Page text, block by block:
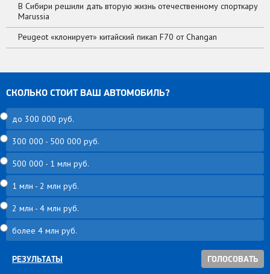
В Сибири решили дать вторую жизнь отечественному спорткару
Marussia
Peugeot «клонирует» китайский пикап F70 от Changan
СКОЛЬКО СТОИТ ВАШ АВТОМОБИЛЬ?
до 300 000 руб.
300 000 - 500 000 руб.
500 000 - 1 млн руб.
1 млн - 2 млн руб.
2 млн - 4 млн руб.
более 4 млн руб.
РЕЗУЛЬТАТЫ